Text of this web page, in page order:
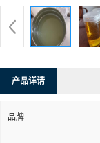
产品详请
品牌